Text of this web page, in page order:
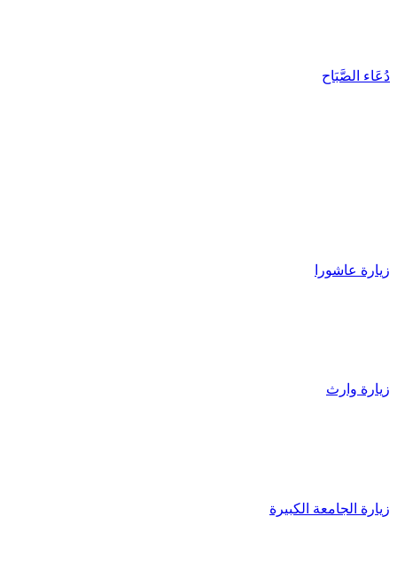
دُعَاء الصَّبَاح
زيارة عاشورا
زيارة وارث
زیارة الجامعة الکبیرة